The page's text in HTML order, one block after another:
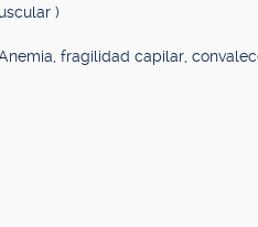
)
fragilidad capilar,